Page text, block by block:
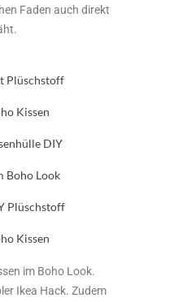
Faden auch direkt
im Boho Look.
Ikea Hack. Zudem